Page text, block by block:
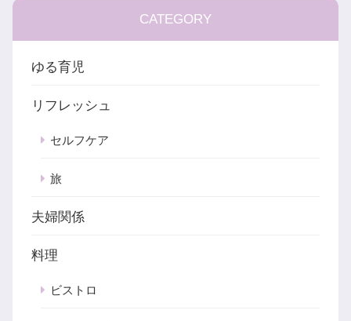
CATEGORY
ゆる育児
リフレッシュ
セルフケア
旅
夫婦関係
料理
ビストロ